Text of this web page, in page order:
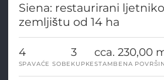
Siena: restaurirani
zemljištu od 14 ha
4
SPAVAĆE SOBE
3
KUPKE
cca. 230,00
STAMBENA